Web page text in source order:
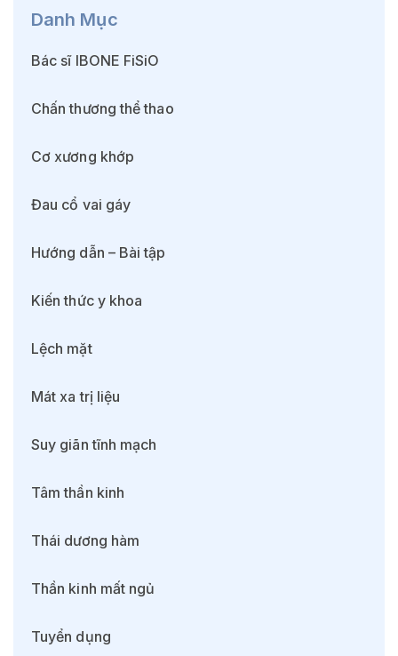
Danh Mục
Bác sĩ IBONE FiSiO
Chấn thương thể thao
Cơ xương khớp
Đau cổ vai gáy
Hướng dẫn – Bài tập
Kiến thức y khoa
Lệch mặt
Mát xa trị liệu
Suy giãn tĩnh mạch
Tâm thần kinh
Thái dương hàm
Thần kinh mất ngủ
Tuyển dụng